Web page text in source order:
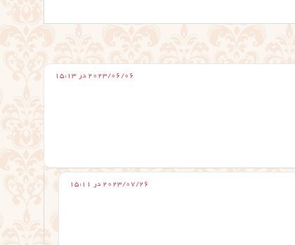
2023/06/06 در 15:13
2023/07/26 در 15:11